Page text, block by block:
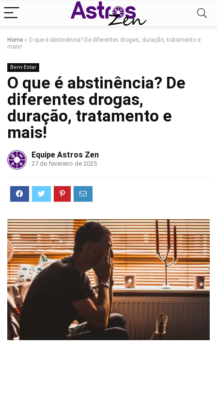
Home » O que é abstinência? De diferentes drogas, duração, tratamento e
mais!
Bem-Estar
O que é abstinência? De
diferentes drogas,
duração, tratamento e
mais!
Equipe Astros Zen
27 de fevereiro de 2025